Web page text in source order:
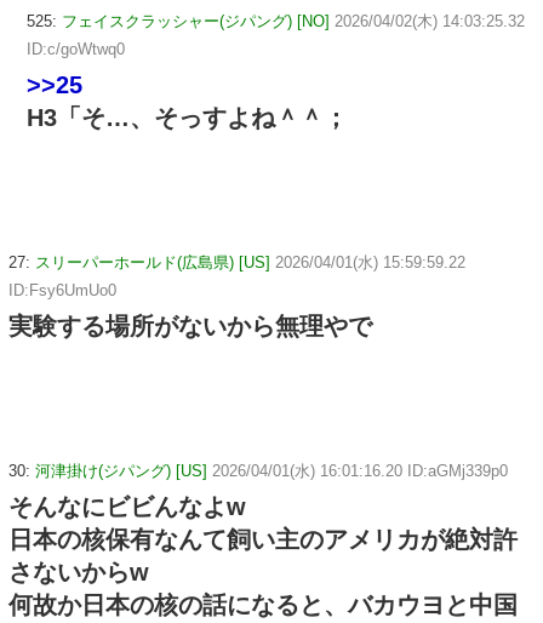
525: フェイスクラッシャー(ジパング) [NO] 2026/04/02(木) 14:03:25.32
ID:c/goWtwq0
>>25
H3「そ…、そっすよね＾＾；
27: スリーパーホールド(広島県) [US] 2026/04/01(水) 15:59:59.22
ID:Fsy6UmUo0
実験する場所がないから無理やで
30: 河津掛け(ジパング) [US] 2026/04/01(水) 16:01:16.20 ID:aGMj339p0
そんなにビビんなよw
日本の核保有なんて飼い主のアメリカが絶対許
さないからw
何故か日本の核の話になると、バカウヨと中国